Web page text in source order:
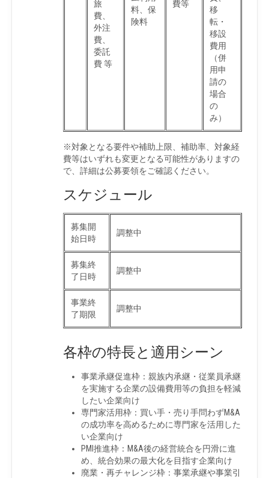
旅
費、
外注
費、
委託
費 等
料、保
険料
費等
移
転・
移設
費用
（併
用申
請の
場合
の
み）
※対象となる要件や補助上限、補助率、対象経
費等はいずれも変更となる可能性がありますの
で、詳細は公募要領をご確認ください。
スケジュール
募集開
始日時
調整中
募集終
了日時
調整中
事業終
了期限
調整中
各枠の特長と適用シーン
事業承継促進枠：親族内承継・従業員承継
を実施する企業の設備費用等の負担を軽減
したい企業向け
専門家活用枠：買い手・売り手問わずM&A
の成功率を高めるために専門家を活用した
い企業向け
PMI推進枠：M&A後の経営統合を円滑に進
め、統合効果の最大化を目指す企業向け
廃業・再チャレンジ枠：事業承継や事業引